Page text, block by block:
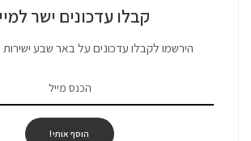
קבלו עדכונים ישר
הירשמו לקבלו עדכונים על באר שבע
הוסף אותי!